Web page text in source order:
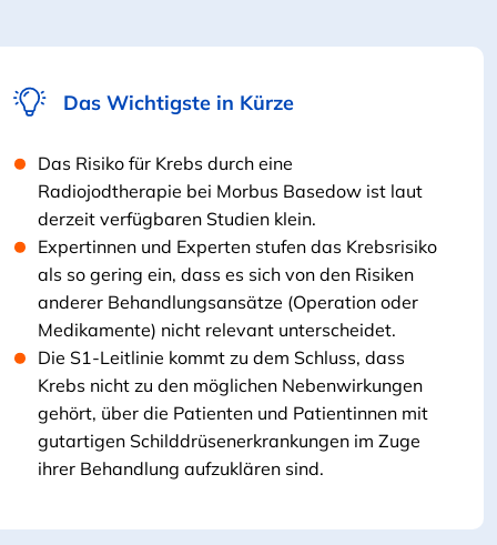
Das Wichtigste in Kürze
Das Risiko für Krebs durch eine
Radiojodtherapie bei Morbus Basedow ist laut
derzeit verfügbaren Studien klein.
Expertinnen und Experten stufen das Krebsrisiko
als so gering ein, dass es sich von den Risiken
anderer Behandlungsansätze (Operation oder
Medikamente) nicht relevant unterscheidet.
Die S1-Leitlinie kommt zu dem Schluss, dass
Krebs nicht zu den möglichen Nebenwirkungen
gehört, über die Patienten und Patientinnen mit
gutartigen Schilddrüsenerkrankungen im Zuge
ihrer Behandlung aufzuklären sind.